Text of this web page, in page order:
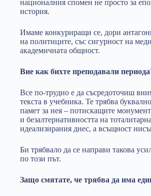
националния спомен не просто за
история.
Имаме конкуриращи се, дори
на политиците, със сигурност на
академичната общност.
Вие как бихте преподавали
Все по-трудно е да съсредоточиш
текста в учебника. Те трябва
памет за нея – потискащите
и безалтернативността на
идеализирания днес, а всъщност
Би трябвало да се направи такова
по този път.
Защо смятате, че трябва да има